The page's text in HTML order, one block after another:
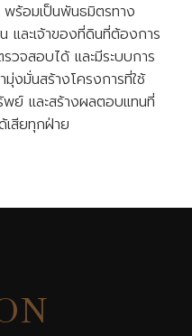
ร้อมเป็นพันธมิตรทาง
และเจ้าของที่ดินที่ต้องการ
จสอบได้ และมีระบบการ
งมั่นสร้างโครงการที่ใช้
ย์ และสร้างผลตอบแทนที่
สียทุกฝ่าย